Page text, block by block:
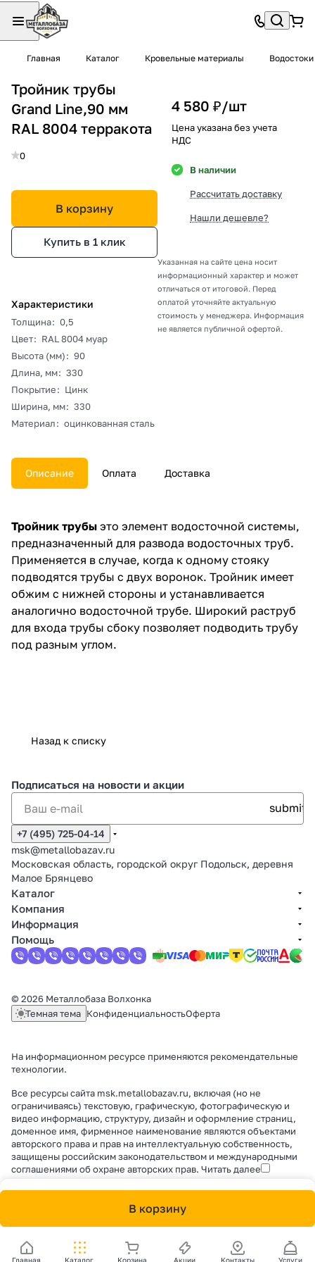
Главная Каталог Кровельные материалы Водостоки
Тройник трубы
Grand Line,90 мм
RAL 8004 терракота
0
В корзину
Купить в 1 клик
Характеристики
Толщина: 0,5
Цвет: RAL 8004 муар
Высота (мм): 90
Длина, мм: 330
Покрытие: Цинк
Ширина, мм: 330
Материал: оцинкованная сталь
4 580 ₽/шт
Цена указана без учета
НДС
В наличии
Рассчитать доставку
Нашли дешевле?
Указанная на сайте цена носит
информационный характер и может
отличаться от итоговой. Перед
оплатой уточняйте актуальную
стоимость у менеджера. Информация
не является публичной офертой.
Описание Оплата Доставка
Тройник трубы это элемент водосточной системы,
предназначенный для развода водосточных труб.
Применяется в случае, когда к одному стояку
подводятся трубы с двух воронок. Тройник имеет
обжим с нижней стороны и устанавливается
аналогично водосточной трубе. Широкий раструб
для входа трубы сбоку позволяет подводить трубу
под разным углом.
Назад к списку
В корзину
Главная Каталог Корзина Акции Контакты Услуги
Подписаться на новости и акции
+7 (495) 725-04-14
msk@metallobazav.ru
Московская область, городской округ Подольск, деревня
Малое Брянцево
Каталог
Компания
Информация
Помощь
© 2026 Металлобаза Волхонка
Темная тема КонфиденциальностьОферта
На информационном ресурсе применяются рекомендательные
технологии.
Все ресурсы сайта msk.metallobazav.ru, включая (но не
ограничиваясь) текстовую, графическую, фотографическую и
видео информацию, структуру, дизайн и оформление страниц,
доменное имя, фирменное наименование являются объектами
авторского права и прав на интеллектуальную собственность,
защищены российским законодательством и международными
соглашениями об охране авторских прав. Читать далее